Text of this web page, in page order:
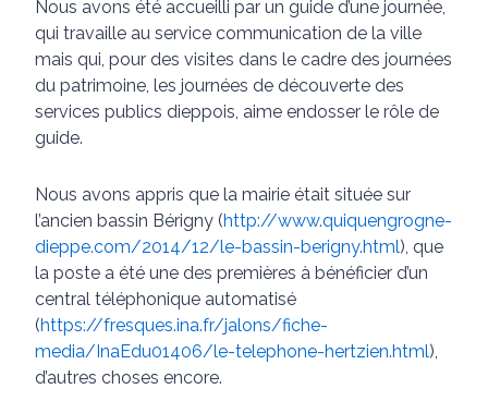
Nous avons été accueilli par un guide d’une journée,
qui travaille au service communication de la ville
mais qui, pour des visites dans le cadre des journées
du patrimoine, les journées de découverte des
services publics dieppois, aime endosser le rôle de
guide.
Nous avons appris que la mairie était située sur
l’ancien bassin Bérigny (http://www.quiquengrogne-
dieppe.com/2014/12/le-bassin-berigny.html), que
la poste a été une des premières à bénéficier d’un
central téléphonique automatisé
(https://fresques.ina.fr/jalons/fiche-
media/InaEdu01406/le-telephone-hertzien.html),
d’autres choses encore.